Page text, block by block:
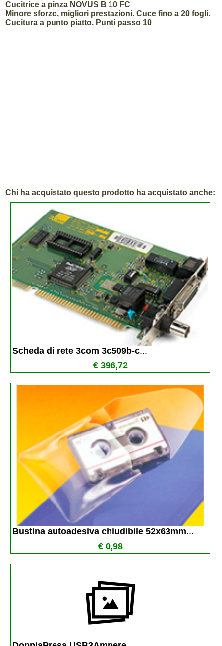
Cucitrice a pinza NOVUS B 10 FC
Minore sforzo, migliori prestazioni. Cuce fino a 20 fogli.
Cucitura a punto piatto. Punti passo 10
Chi ha acquistato questo prodotto ha acquistato anche:
Scheda di rete 3com 3c509b-c...
€ 396,72
Bustina autoadesiva chiudibile 52x63mm...
€ 0,98